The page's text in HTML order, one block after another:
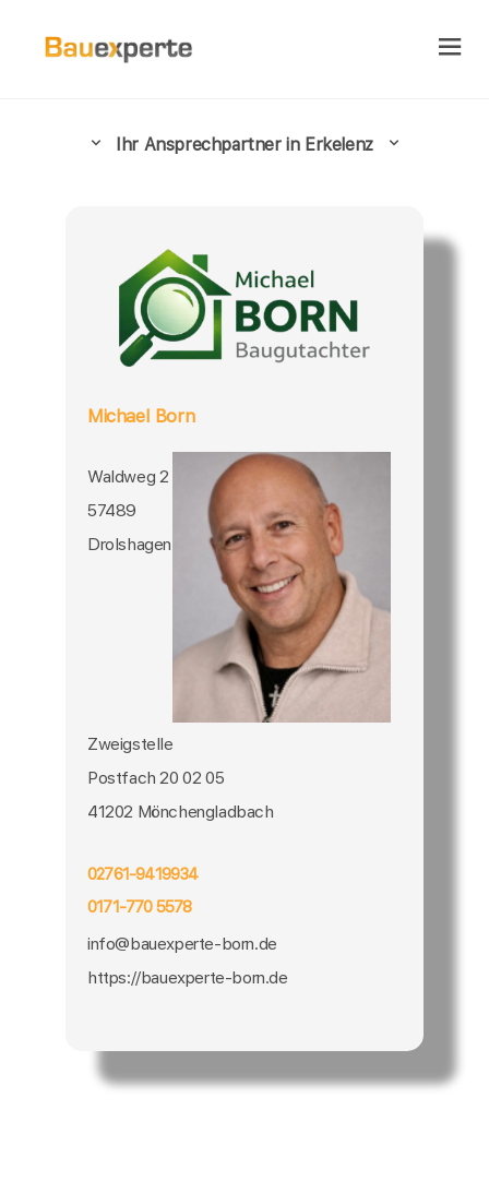
Ihr Ansprechpartner in Erkelenz
Michael Born
Waldweg 2
57489
Drolshagen
Zweigstelle
Postfach 20 02 05
41202 Mönchengladbach
02761-9419934
0171-770 5578
info@bauexperte-born.de
https://bauexperte-born.de